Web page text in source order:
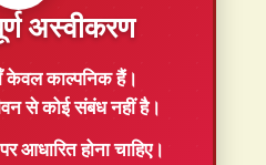
अस्वीकरण
केवल काल्पनिकहैं।
से कोई संबंध नहीं है।
आधारित होना चाहिए।